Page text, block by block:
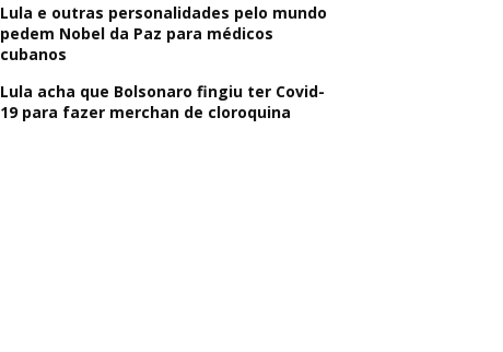
Lula e outras personalidades pelo mundo
pedem Nobel da Paz para médicos
cubanos
Lula acha que Bolsonaro fingiu ter Covid-
19 para fazer merchan de cloroquina